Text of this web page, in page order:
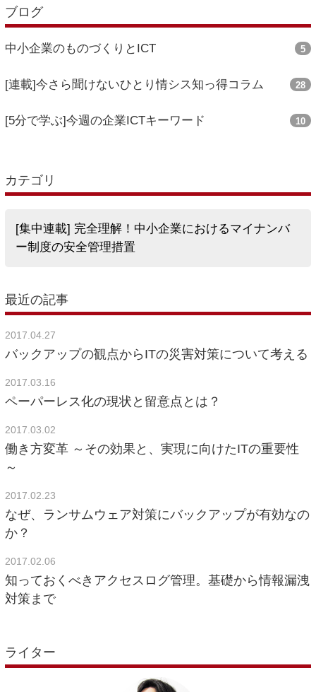
ブログ
中小企業のものづくりとICT 5
[連載]今さら聞けないひとり情シス知っ得コラム 28
[5分で学ぶ]今週の企業ICTキーワード 10
カテゴリ
[集中連載] 完全理解！中小企業におけるマイナンバ
ー制度の安全管理措置
最近の記事
2017.04.27
バックアップの観点からITの災害対策について考える
2017.03.16
ペーパーレス化の現状と留意点とは？
2017.03.02
働き方変革 ～その効果と、実現に向けたITの重要性
～
2017.02.23
なぜ、ランサムウェア対策にバックアップが有効なの
か？
2017.02.06
知っておくべきアクセスログ管理。基礎から情報漏洩
対策まで
ライター